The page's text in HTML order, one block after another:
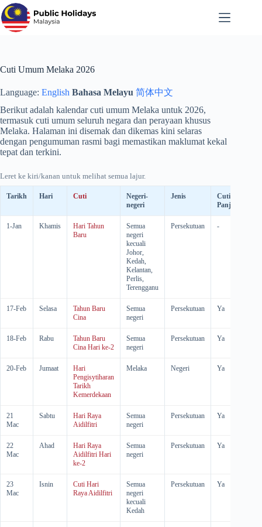
Langkau
ke
kandungan
Cuti Umum Melaka 2026
Language: English Bahasa Melayu 简体中文
Berikut adalah kalendar cuti umum Melaka untuk 2026,
termasuk cuti umum seluruh negara dan perayaan khusus
Melaka. Halaman ini disemak dan dikemas kini selaras
dengan pengumuman rasmi bagi memastikan maklumat kekal
tepat dan terkini.
Leret ke kiri/kanan untuk melihat semua lajur.
Tarikh Hari Cuti
Negeri-
negeri
Jenis
Cuti
Panjang
1-Jan Khamis
Hari Tahun
Baru
Semua
negeri
kecuali
Johor,
Kedah,
Kelantan,
Perlis,
Terengganu
Persekutuan -
17-Feb Selasa
Tahun Baru
Cina
Semua
negeri
Persekutuan Ya
18-Feb Rabu
Tahun Baru
Cina Hari ke-2
Semua
negeri
Persekutuan Ya
20-Feb Jumaat
Hari
Pengisytiharan
Tarikh
Kemerdekaan
Melaka Negeri Ya
21
Mac
Sabtu
Hari Raya
Aidilfitri
Semua
negeri
Persekutuan Ya
22
Mac
Ahad
Hari Raya
Aidilfitri Hari
ke-2
Semua
negeri
Persekutuan Ya
23
Mac
Isnin
Cuti Hari
Raya Aidilfitri
Semua
negeri
kecuali
Kedah
Persekutuan Ya